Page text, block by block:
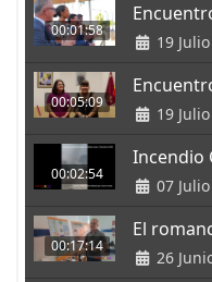
00:01:58
19
00:05:09
19
00:02:54
Incendio
07
00:17:14
El
26